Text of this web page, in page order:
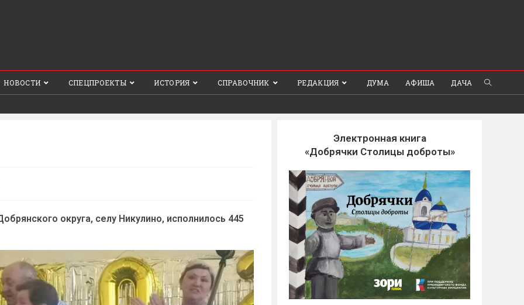
НОВОСТИ СПЕЦПРОЕКТЫ ИСТОРИЯ СПРАВОЧНИК РЕДАКЦИЯ ДУМА АФИША ДАЧА
округа, селу Никулино, исполнилось 445
Электронная книга
«Добрячки Столицы доброты»